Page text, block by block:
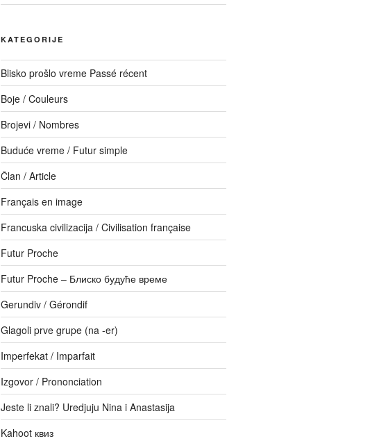
KATEGORIJE
Blisko prošlo vreme Passé récent
Boje / Couleurs
Brojevi / Nombres
Buduće vreme / Futur simple
Član / Article
Français en image
Francuska civilizacija / Civilisation française
Futur Proche
Futur Proche – Блиско будуће време
Gerundiv / Gérondif
Glagoli prve grupe (na -er)
Imperfekat / Imparfait
Izgovor / Prononciation
Jeste li znali? Uredjuju Nina i Anastasija
Kahoot квиз